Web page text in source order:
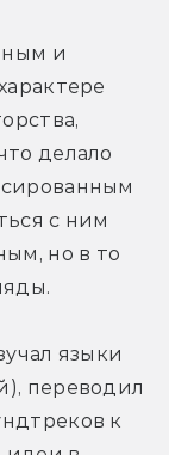
и
делало
с ним
но в то
языки
переводил
к